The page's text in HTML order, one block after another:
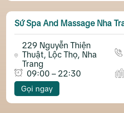
Sứ Spa And Massage Nha
229 Nguyễn Thiện
Thuật, Lộc Thọ, Nha
Trang
09:00 – 22:30
Gọi ngay